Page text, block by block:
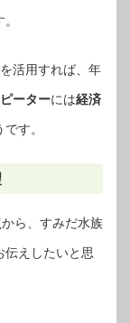
活用すれば、年
ーターには経済
す。
ら、すみだ水族
伝えしたいと思